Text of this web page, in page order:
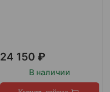
24 150 ₽
В наличии